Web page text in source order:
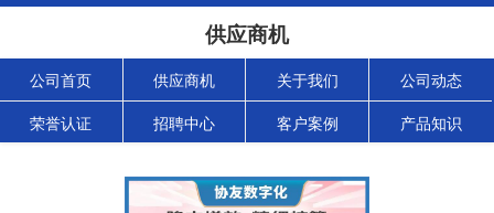
供应商机
公司首页 供应商机 关于我们 公司动态
荣誉认证 招聘中心 客户案例 产品知识